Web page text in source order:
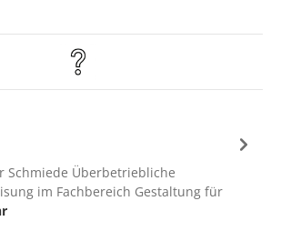
Schmiede Überbetriebliche
im Fachbereich Gestaltung für